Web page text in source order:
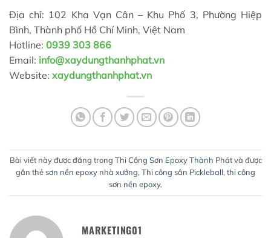
Địa chỉ: 102 Kha Vạn Cân – Khu Phố 3, Phường Hiệp
Bình, Thành phố Hồ Chí Minh, Việt Nam
Hotline: 0939 303 866
Email: info@xaydungthanhphat.vn
Website: xaydungthanhphat.vn
Bài viết này được đăng trong Thi Công Sơn Epoxy Thành Phátvà được
gắn thẻsơn nền epoxy nhà xưởng, Thi công sân Pickleball, thi công
sơn nền epoxy.
MARKETING01